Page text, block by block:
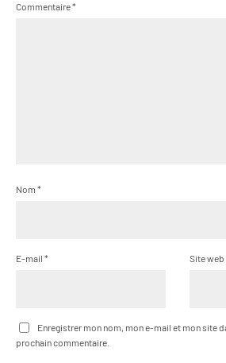
Commentaire*
Nom *
E-mail * Site web
Enregistrer mon nom, mon e-mail et mon site
prochain commentaire.